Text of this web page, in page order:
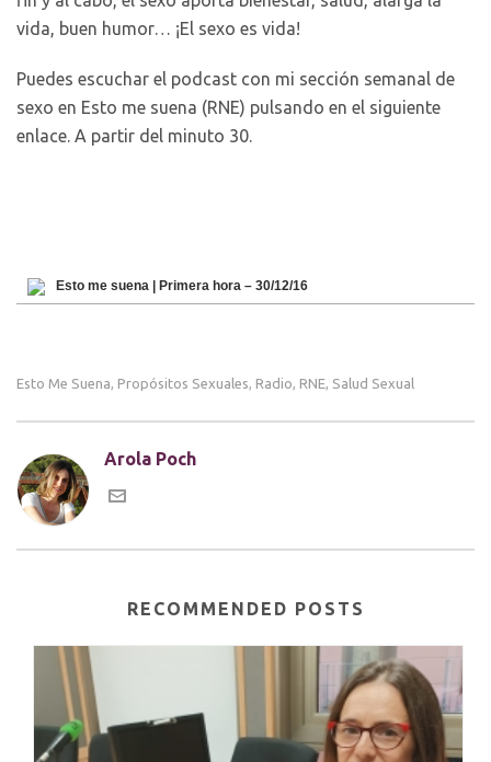
vida, buen humor… ¡El sexo es vida!
Puedes escuchar el podcast con mi sección semanal de
sexo en Esto me suena (RNE) pulsando en el siguiente
enlace. A partir del minuto 30.
Esto me suena | Primera hora – 30/12/16
Esto Me Suena, Propósitos Sexuales, Radio, RNE, Salud Sexual
Arola Poch
RECOMMENDED POSTS